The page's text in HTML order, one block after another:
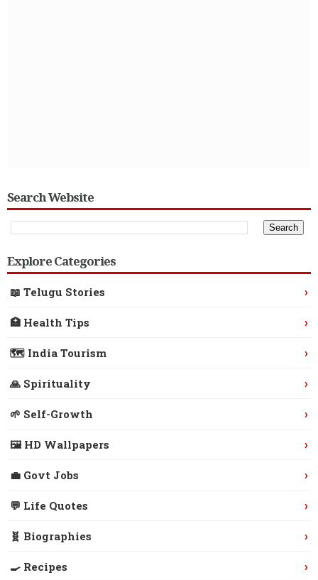
Search Website
Explore Categories
📖 Telugu Stories ›
🏥 Health Tips ›
🗺️ India Tourism ›
🙏 Spirituality ›
🌱 Self-Growth ›
🖼️ HD Wallpapers ›
💼 Govt Jobs ›
💬 Life Quotes ›
🧬 Biographies ›
🍳 Recipes ›